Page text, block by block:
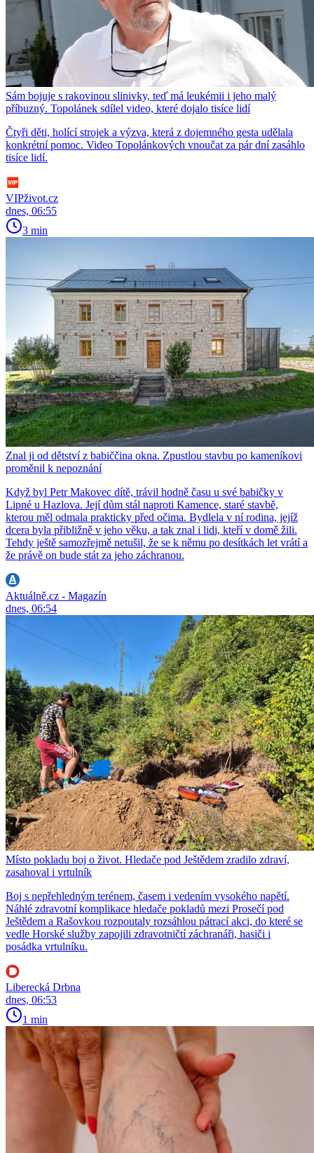
Sám bojuje s rakovinou slinivky, teď má leukémii i jeho malý
příbuzný. Topolánek sdílel video, které dojalo tisíce lidí
Čtyři děti, holící strojek a výzva, která z dojemného gesta udělala
konkrétní pomoc. Video Topolánkových vnoučat za pár dní zasáhlo
tisíce lidí.
VIPživot.cz
dnes, 06:55
3 min
Znal ji od dětství z babiččina okna. Zpustlou stavbu po kameníkovi
proměnil k nepoznání
Když byl Petr Makovec dítě, trávil hodně času u své babičky v
Lipné u Hazlova. Její dům stál naproti Kamence, staré stavbě,
kterou měl odmala prakticky před očima. Bydlela v ní rodina, jejíž
dcera byla přibližně v jeho věku, a tak znal i lidi, kteří v domě žili.
Tehdy ještě samozřejmě netušil, že se k němu po desítkách let vrátí a
že právě on bude stát za jeho záchranou.
Aktuálně.cz - Magazín
dnes, 06:54
Místo pokladu boj o život. Hledače pod Ještědem zradilo zdraví,
zasahoval i vrtulník
Boj s nepřehledným terénem, časem i vedením vysokého napětí.
Náhlé zdravotní komplikace hledače pokladů mezi Prosečí pod
Ještědem a Rašovkou rozpoutaly rozsáhlou pátrací akci, do které se
vedle Horské služby zapojili zdravotničtí záchranáři, hasiči i
posádka vrtulníku.
Liberecká Drbna
dnes, 06:53
1 min